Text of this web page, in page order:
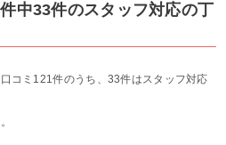
中33件のスタッフ対応の丁
コミ121件のうち、33件はスタッフ対応